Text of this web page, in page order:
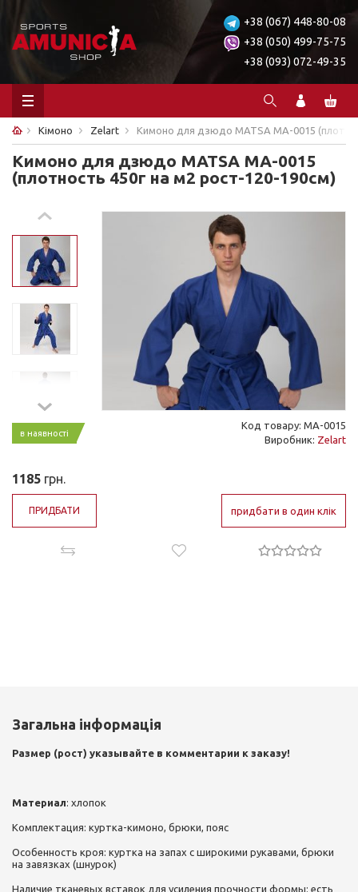
+38 (067) 448-80-08
+38 (050) 499-75-75
+38 (093) 072-49-35
Кімоно Zelart Кимоно для дзюдо MATSA MA-0015
Кимоно для дзюдо MATSA MA-0015
(плотность 450г на м2 рост-120-190см)
в наявності
Код товару: MA-0015
Виробник: Zelart
1185 грн.
ПРИДБАТИ придбати в один клік
Загальна інформація
Размер (рост) указывайте в комментарии к заказу!
Материал: хлопок
Комплектация: куртка-кимоно, брюки, пояс
Особенность кроя: куртка на запах с широкими рукавами, брюки
на завязках (шнурок)
Наличие тканевых вставок для усиления прочности формы: есть